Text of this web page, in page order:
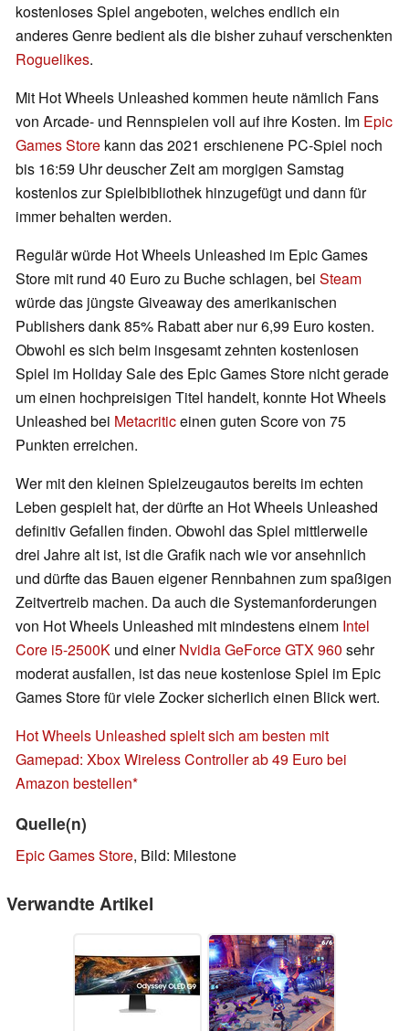
kostenloses Spiel angeboten, welches endlich ein
anderes Genre bedient als die bisher zuhauf verschenkten
Roguelikes.
Mit Hot Wheels Unleashed kommen heute nämlich Fans
von Arcade- und Rennspielen voll auf ihre Kosten. Im Epic
Games Store kann das 2021 erschienene PC-Spiel noch
bis 16:59 Uhr deuscher Zeit am morgigen Samstag
kostenlos zur Spielbibliothek hinzugefügt und dann für
immer behalten werden.
Regulär würde Hot Wheels Unleashed im Epic Games
Store mit rund 40 Euro zu Buche schlagen, bei Steam
würde das jüngste Giveaway des amerikanischen
Publishers dank 85% Rabatt aber nur 6,99 Euro kosten.
Obwohl es sich beim insgesamt zehnten kostenlosen
Spiel im Holiday Sale des Epic Games Store nicht gerade
um einen hochpreisigen Titel handelt, konnte Hot Wheels
Unleashed bei Metacriticeinen guten Score von 75
Punkten erreichen.
Wer mit den kleinen Spielzeugautos bereits im echten
Leben gespielt hat, der dürfte an Hot Wheels Unleashed
definitiv Gefallen finden. Obwohl das Spiel mittlerweile
drei Jahre alt ist, ist die Grafik nach wie vor ansehnlich
und dürfte das Bauen eigener Rennbahnen zum spaßigen
Zeitvertreib machen. Da auch die Systemanforderungen
von Hot Wheels Unleashed mit mindestens einem Intel
Core i5-2500K und einerNvidia GeForce GTX 960 sehr
moderat ausfallen, ist das neue kostenlose Spiel im Epic
Games Store für viele Zocker sicherlich einen Blick wert.
Hot Wheels Unleashed spielt sich am besten mit
Gamepad: Xbox Wireless Controller ab 49 Euro bei
Amazon bestellen
Quelle(n)
Epic Games Store, Bild: Milestone
Verwandte Artikel